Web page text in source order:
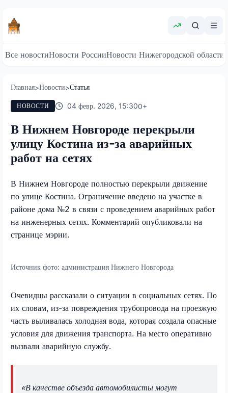
Все новостиНовости РоссииНовости Нижегородской области
Главная>Новости>Статья
НОВОСТИ 04 февр. 2026, 15:300+
В Нижнем Новгороде перекрыли
улицу Костина из-за аварийных
работ на сетях
В Нижнем Новгороде полностью перекрыли движение
по улице Костина. Ограничение введено на участке в
районе дома №2 в связи с проведением аварийных работ
на инженерных сетях. Комментарий опубликовали на
странице мэрии.
Источник фото: администрация Нижнего Новгорода
Очевидцы рассказали о ситуации в социальных сетях. По
их словам, из-за повреждения трубопровода на проезжую
часть выливалась холодная вода, которая создала опасные
условия для движения транспорта. На место оперативно
вызвали аварийную службу.
«В качестве объезда автомобилисты могут